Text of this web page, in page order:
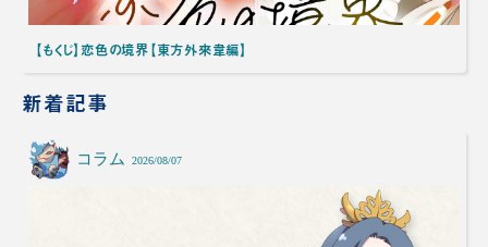
【もくじ】恋色の境界【東方外來韋編】
新着記事
コラム 2026/08/07